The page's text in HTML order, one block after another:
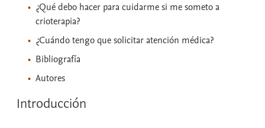
¿Qué debo hacer para cuidarme si me someto a
crioterapia?
¿Cuándo tengo que solicitar atención médica?
Bibliografía
Autores
Introducción